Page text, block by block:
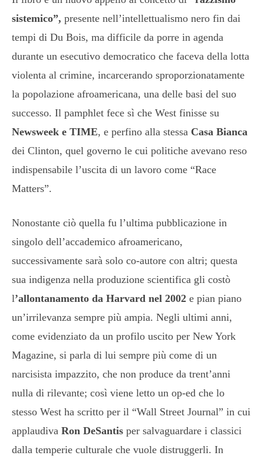
sistemico”, presente nell’intellettualismo nero fin dai
tempi di Du Bois, ma difficile da porre in agenda
durante un esecutivo democratico che faceva della lotta
violenta al crimine, incarcerando sproporzionatamente
la popolazione afroamericana, una delle basi del suo
successo. Il pamphlet fece sì che West finisse su
Newsweek e TIME, e perfino alla stessa Casa Bianca
dei Clinton, quel governo le cui politiche avevano reso
indispensabile l’uscita di un lavoro come “Race
Matters”.
Nonostante ciò quella fu l’ultima pubblicazione in
singolo dell’accademico afroamericano,
successivamente sarà solo co-autore con altri; questa
sua indigenza nella produzione scientifica gli costò
l’allontanamento da Harvard nel 2002 e pian piano
un’irrilevanza sempre più ampia. Negli ultimi anni,
come evidenziato da un profilo uscito per New York
Magazine, si parla di lui sempre più come di un
narcisista impazzito, che non produce da trent’anni
nulla di rilevante; così viene letto un op-ed che lo
stesso West ha scritto per il “Wall Street Journal” in cui
applaudiva Ron DeSantis per salvaguardare i classici
dalla temperie culturale che vuole distruggerli. In